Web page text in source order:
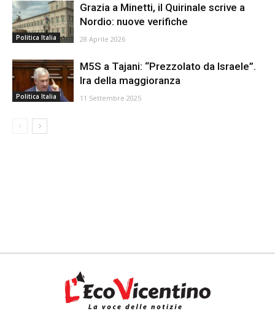
Politica Italia
Grazia a Minetti, il Quirinale scrive a
Nordio: nuove verifiche
28 Aprile 2026
Politica Italia
M5S a Tajani: “Prezzolato da Israele”.
Ira della maggioranza
11 Settembre 2025